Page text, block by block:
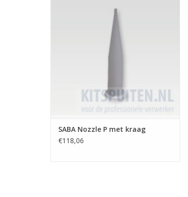
TOEVOEGEN AAN WINKELWAGEN
SABA Nozzle P met kraag
€118,06